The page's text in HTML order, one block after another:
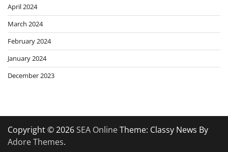
April 2024
March 2024
February 2024
January 2024
December 2023
Copyright © 2026SEA OnlineTheme: Classy News By
Adore Themes.